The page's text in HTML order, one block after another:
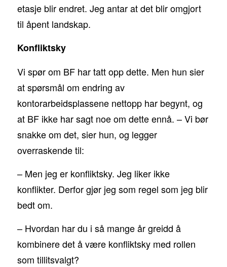
etasje blir endret. Jeg antar at det blir omgjort
til åpent landskap.
Konfliktsky
Vi spør om BF har tatt opp dette. Men hun sier
at spørsmål om endring av
kontorarbeidsplassene nettopp har begynt, og
at BF ikke har sagt noe om dette ennå. – Vi bør
snakke om det, sier hun, og legger
overraskende til:
– Men jeg er konfliktsky. Jeg liker ikke
konflikter. Derfor gjør jeg som regel som jeg blir
bedt om.
– Hvordan har du i så mange år greidd å
kombinere det å være konfliktsky med rollen
som tillitsvalgt?